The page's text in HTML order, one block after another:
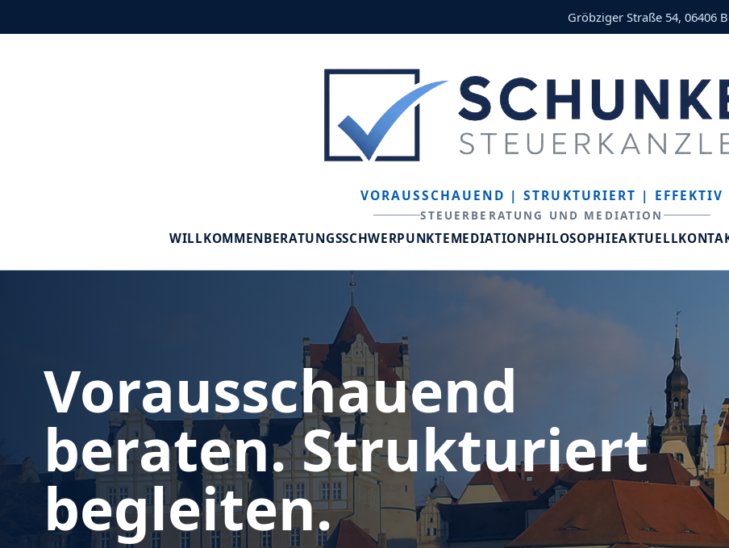
Gröbziger Straße 54, 06406
VORAUSSCHAUEND | STRUKTURIERT | EFFEKTIV
STEUERBERATUNG UND MEDIATION
WILLKOMMENBERATUNGSSCHWERPUNKTEMEDIATIONPHILOSOPHIEAKTUELL
Vorausschauend
beraten. Strukturiert
begleiten.